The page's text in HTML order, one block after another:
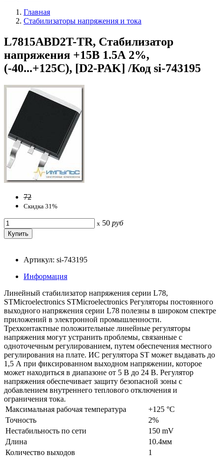
Главная
Стабилизаторы напряжения и тока
L7815ABD2T-TR, Стабилизатор
напряжения +15В 1.5А 2%,
(-40...+125C), [D2-PAK] /Код si-743195
72
Скидка 31%
x 50 руб
Артикул: si-743195
Информация
Линейный стабилизатор напряжения серии L78,
STMicroelectronics STMicroelectronics Регуляторы постоянного
выходного напряжения серии L78 полезны в широком спектре
приложений в электронной промышленности.
Трехконтактные положительные линейные регуляторы
напряжения могут устранить проблемы, связанные с
одноточечным регулированием, путем обеспечения местного
регулирования на плате. ИС регулятора ST может выдавать до
1,5 А при фиксированном выходном напряжении, которое
может находиться в диапазоне от 5 В до 24 В. Регулятор
напряжения обеспечивает защиту безопасной зоны с
добавлением внутреннего теплового отключения и
ограничения тока.
Максимальная рабочая температура
+125 °C
Точность
2%
Нестабильность по сети
150 mV
Длина
10.4мм
Количество выходов
1